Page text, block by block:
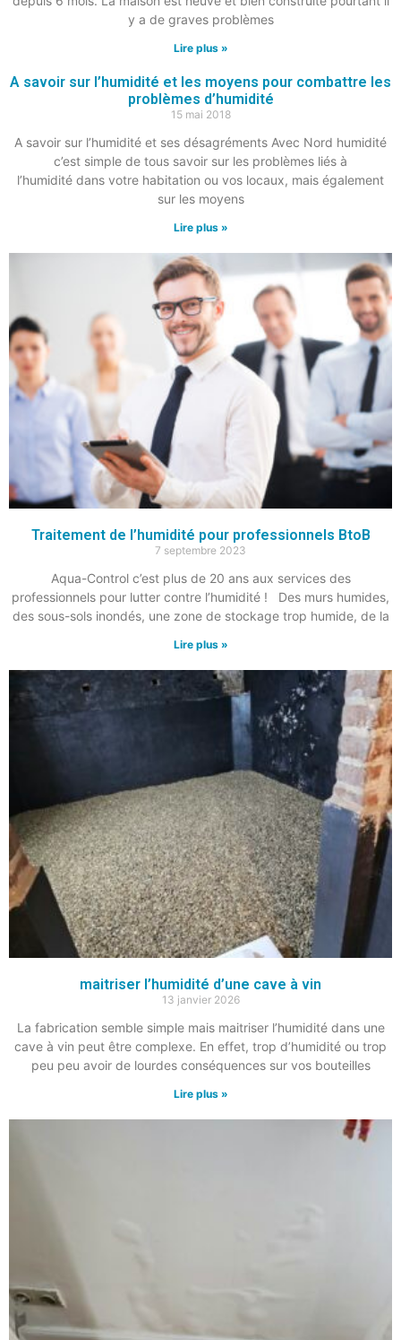
y a de graves problèmes
Lire plus »
A savoir sur l’humidité et les moyens pour combattre les
problèmes d’humidité
15 mai 2018
A savoir sur l’humidité et ses désagréments Avec Nord humidité
c’est simple de tous savoir sur les problèmes liés à
l’humidité dans votre habitation ou vos locaux, mais également
sur les moyens
Lire plus »
Traitement de l’humidité pour professionnels BtoB
7 septembre 2023
Aqua-Control c’est plus de 20 ans aux services des
professionnels pour lutter contre l’humidité ! Des murs humides,
des sous-sols inondés, une zone de stockage trop humide, de la
Lire plus »
maitriser l’humidité d’une cave à vin
13 janvier 2026
La fabrication semble simple mais maitriser l’humidité dans une
cave à vin peut être complexe. En effet, trop d’humidité ou trop
peu peu avoir de lourdes conséquences sur vos bouteilles
Lire plus »